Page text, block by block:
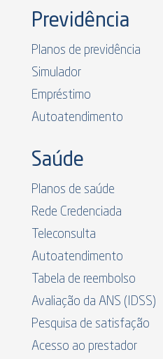
Previdência
Planos de previdência
Simulador
Empréstimo
Autoatendimento
Saúde
Planos de saúde
Rede Credenciada
Teleconsulta
Autoatendimento
Tabela de reembolso
Avaliação da ANS (IDSS)
Pesquisa de satisfação
Acesso ao prestador